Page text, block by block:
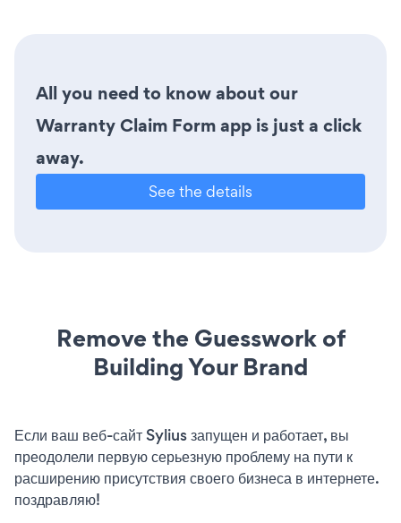
All you need to know about our
Warranty Claim Form app is just a click
away.
See the details
Remove the Guesswork of
Building Your Brand
Если ваш веб-сайт Sylius запущен и работает, вы
преодолели первую серьезную проблему на пути к
расширению присутствия своего бизнеса в интернете.
поздравляю!